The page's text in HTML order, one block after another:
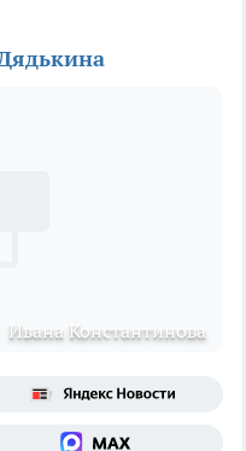
Ивана Константинова